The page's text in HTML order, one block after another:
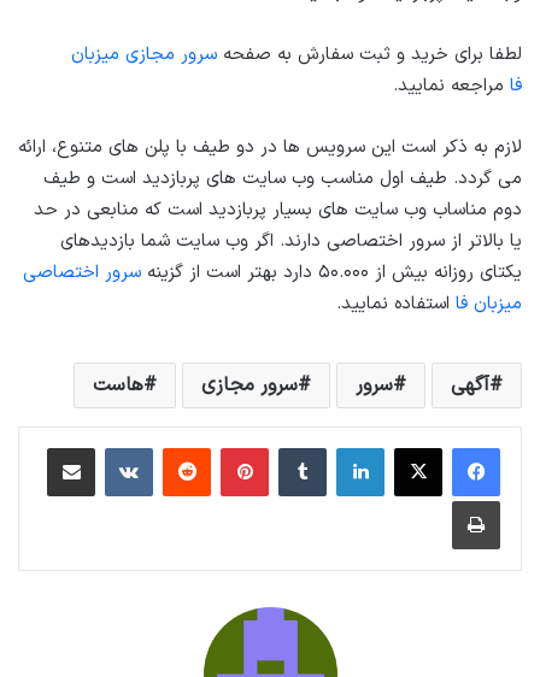
لطفا برای خرید و ثبت سفارش به صفحه سرور مجازی میزبان
فا مراجعه نمایید.
لازم به ذکر است این سرویس ها در دو طیف با پلن های متنوع، ارائه
می گردد. طیف اول مناسب وب سایت های پربازدید است و طیف
دوم مناساب وب سایت های بسیار پربازدید است که منابعی در حد
یا بالاتر از سرور اختصاصی دارند. اگر وب سایت شما بازدیدهای
یکتای روزانه بیش از ۵۰.۰۰۰ دارد بهتر است از گزینه
سرور اختصاصی
میزبان فا استفاده نمایید.
آگهی سرور سرور مجازی هاست
لینکداینتامبلر پینتریستReddit
VKontakteاشتراک گذاری با ایمیل
چاپ